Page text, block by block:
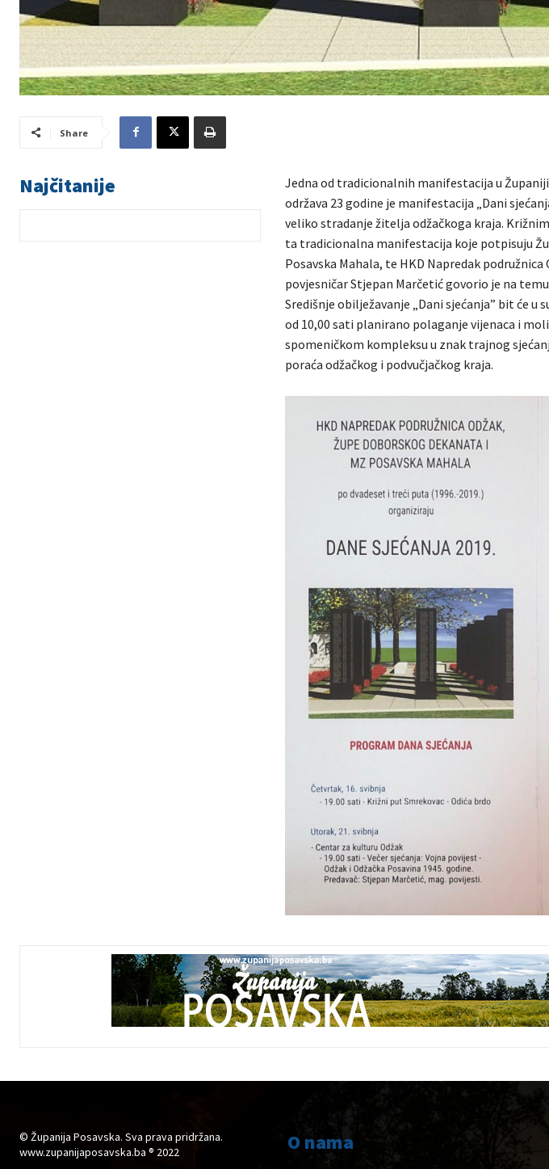
Share
Najčitanije
Jedna od tradicionalnih manifestacija u
održava 23 godine je manifestacija „Dani
veliko stradanje žitelja odžačkoga kraja.
ta tradicionalna manifestacija koje potpisuju
Posavska Mahala, te HKD Napredak podružnica
povjesničar Stjepan Marčetić govorio je na
Središnje obilježavanje „Dani sjećanja” bit će u
od 10,00 sati planirano polaganje vijenaca i
spomeničkom kompleksu u znak trajnog
poraća odžačkog i podvučjačkog kraja.
© Županija Posavska. Sva prava pridržana.
www.zupanijaposavska.ba ® 2022
O nama